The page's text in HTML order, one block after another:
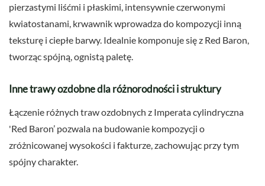
pierzastymi liśćmi i płaskimi, intensywnie czerwonymi
kwiatostanami, krwawnik wprowadza do kompozycji inną
teksturę i ciepłe barwy. Idealnie komponuje się z Red Baron,
tworząc spójną, ognistą paletę.
Inne trawy ozdobne dla różnorodności i struktury
Łączenie różnych traw ozdobnych z Imperata cylindryczna
'Red Baron’ pozwala na budowanie kompozycji o
zróżnicowanej wysokości i fakturze, zachowując przy tym
spójny charakter.